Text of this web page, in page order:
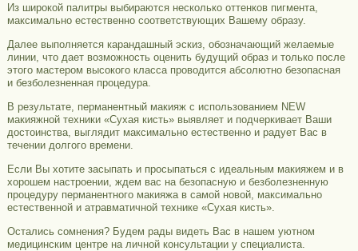
Из широкой палитры выбираются несколько оттенков пигмента,
максимально естественно соответствующих Вашему образу.
Далее выполняется карандашный эскиз, обозначающий желаемые
линии, что дает возможность оценить будущий образ и только после
этого мастером высокого класса проводится абсолютно безопасная
и безболезненная процедура.
В результате, перманентный макияж с использованием NEW
макияжной техники «Сухая кисть» выявляет и подчеркивает Ваши
достоинства, выглядит максимально естественно и радует Вас в
течении долгого времени.
Если Вы хотите засыпать и просыпаться с идеальным макияжем и в
хорошем настроении, ждем вас на безопасную и безболезненную
процедуру перманентного макияжа в самой новой, максимально
естественной и атравматичной технике «Сухая кисть».
Остались сомнения? Будем рады видеть Вас в нашем уютном
медицинским центре на личной консультации у специалиста.